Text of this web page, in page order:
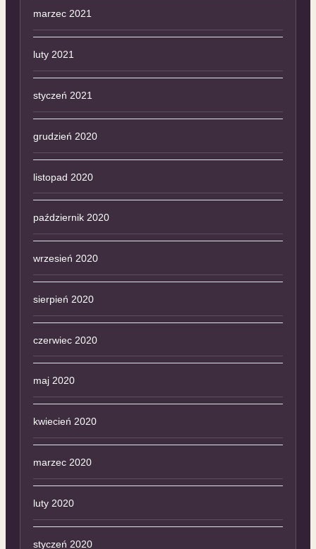
marzec 2021
luty 2021
styczeń 2021
grudzień 2020
listopad 2020
październik 2020
wrzesień 2020
sierpień 2020
czerwiec 2020
maj 2020
kwiecień 2020
marzec 2020
luty 2020
styczeń 2020